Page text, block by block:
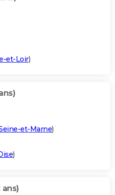
et-Loir)
et-Marne)
)
ans)